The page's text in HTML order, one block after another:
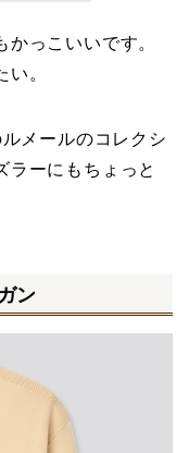
っこいいです。
。
メールのコレクシ
ラーにもちょっと
ン